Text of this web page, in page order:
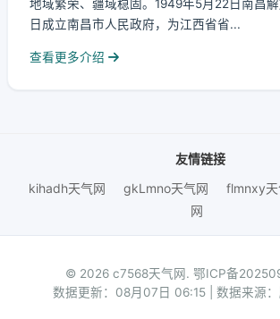
地域繁荣、疆域稳固。1949年5月22日南昌
日成立南昌市人民政府，为江西省省...
查看更多介绍
友情链接
kihadh天气网
gkLmno天气网 flmnxy天
网
© 2026 c7568天气网. 鄂ICP备
数据更新：08月07日 06:15 | 数据来源